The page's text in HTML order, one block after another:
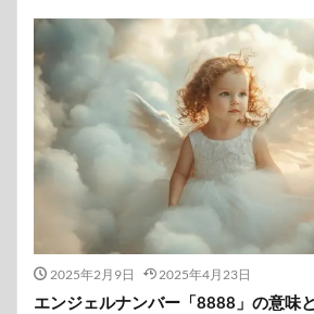
2025年2月9日 2025年4月23日
エンジェルナンバー「8888」の意味